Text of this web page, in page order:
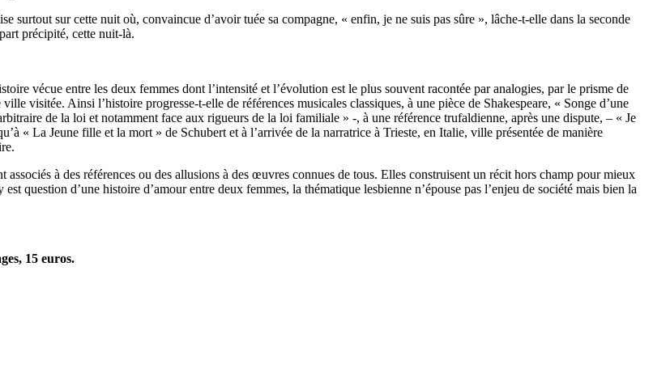
surtout sur cette nuit où, convaincue d’avoir tuée sa compagne, « enfin, je ne suis pas sûre », lâche-t-elle dans la seconde
précipité, cette nuit-là.
vécue entre les deux femmes dont l’intensité et l’évolution est le plus souvent racontée par analogies, par le prisme de
visitée. Ainsi l’histoire progresse-t-elle de références musicales classiques, à une pièce de Shakespeare, « Songe d’une
de la loi et notamment face aux rigueurs de la loi familiale » -, à une référence trufaldienne, après une dispute, – « Je
« La Jeune fille et la mort » de Schubert et à l’arrivée de la narratrice à Trieste, en Italie, ville présentée de manière
à des références ou des allusions à des œuvres connues de tous. Elles construisent un récit hors champ pour mieux
question d’une histoire d’amour entre deux femmes, la thématique lesbienne n’épouse pas l’enjeu de société mais bien la
15 euros.